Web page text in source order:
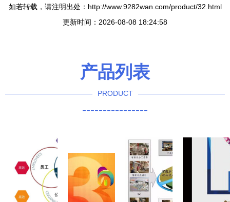
如若转载，请注明出处：http://www.9282wan.com/product/32.html
更新时间：2026-08-08 18:24:58
产品列表
PRODUCT
----------------